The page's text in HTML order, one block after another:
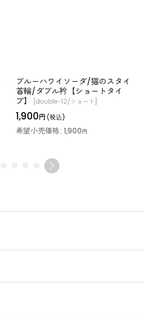
ブルーハワイソーダ/猫のスタイ
首輪/ダブル衿【ショートタイ
プ】
double-12/ショート
1,900円 (税込)
希望小売価格: 1,900円